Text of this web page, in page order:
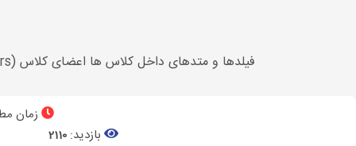
فیلدها و متدهای داخل کلاس ها اعضای کلاس (Class Members) نامیده می شوند
زمان
بازدید:2110